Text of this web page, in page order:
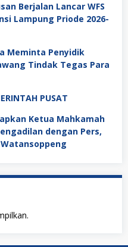
Berjalan Lancar WFS
Lampung Priode 2026-
Meminta Penyidik
Tindak Tegas Para
PUSAT
Ketua Mahkamah
dengan Pers,